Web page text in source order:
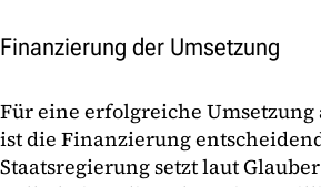
Finanzierung der Umsetzung
Für eine erfolgreiche
ist die Finanzierung
Staatsregierung setzt laut